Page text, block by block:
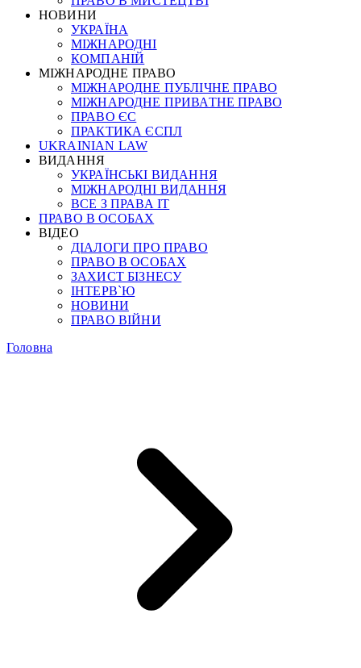
НОВИНИ
УКРАЇНА
МІЖНАРОДНІ
КОМПАНІЙ
МІЖНАРОДНЕ ПРАВО
МІЖНАРОДНЕ ПУБЛІЧНЕ ПРАВО
МІЖНАРОДНЕ ПРИВАТНЕ ПРАВО
ПРАВО ЄС
ПРАКТИКА ЄСПЛ
UKRAINIAN LAW
ВИДАННЯ
УКРАЇНСЬКІ ВИДАННЯ
МІЖНАРОДНІ ВИДАННЯ
ВСЕ З ПРАВА ІТ
ПРАВО В ОСОБАХ
ВІДЕО
ДІАЛОГИ ПРО ПРАВО
ПРАВО В ОСОБАХ
ЗАХИСТ БІЗНЕСУ
ІНТЕРВ`Ю
НОВИНИ
ПРАВО ВІЙНИ
Головна